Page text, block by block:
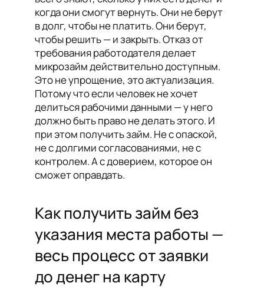
когда они смогут вернуть. Они не берут
в долг, чтобы не платить. Они берут,
чтобы решить — и закрыть. Отказ от
требования работодателя делает
микрозайм действительно доступным.
Это не упрощение, это актуализация.
Потому что если человек не хочет
делиться рабочими данными — у него
должно быть право не делать этого. И
при этом получить займ. Не с опаской,
не с долгими согласованиями, не с
контролем. А с доверием, которое он
сможет оправдать.
Как получить займ без
указания места работы —
весь процесс от заявки
до денег на карту